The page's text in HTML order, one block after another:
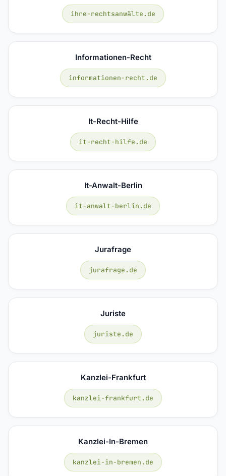
ihre-rechtsanwälte.de
Informationen-Recht
informationen-recht.de
It-Recht-Hilfe
it-recht-hilfe.de
It-Anwalt-Berlin
it-anwalt-berlin.de
Jurafrage
jurafrage.de
Juriste
juriste.de
Kanzlei-Frankfurt
kanzlei-frankfurt.de
Kanzlei-In-Bremen
kanzlei-in-bremen.de